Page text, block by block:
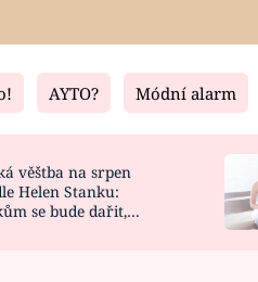
Living
DESIGN
AYTO? Módní alarm
věštba na srpen
Helen Stanku:
se bude dařit,